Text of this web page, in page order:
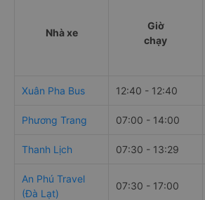
Nhà xe
Giờ
chạy
Xuân Pha Bus 12:40 - 12:40
Phương Trang 07:00 - 14:00
Thanh Lịch 07:30 - 13:29
An Phú Travel
(Đà Lạt)
07:30 - 17:00